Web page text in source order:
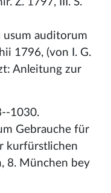
usum auditorum
1796, (von I. G.
Anleitung zur
1030.
Gebrauche für
kurfürstlichen
8. München bey